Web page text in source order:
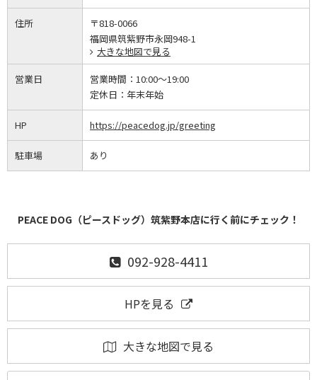
住所
〒818-0066
福岡県筑紫野市永岡948-1
大きな地図で見る
営業日 営業時間： 10:00～19:00
定休日： 年末年始
HP https://peacedog.jp/greeting
駐車場 あり
PEACE DOG（ピースドッグ）筑紫野本店に行く前にチェック！
092-928-4411
HPを見る
大きな地図で見る